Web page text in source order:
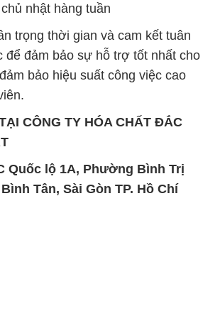
nhật hàng tuần
trọng thời gian và cam kết tuân
để đảm bảo sự hỗ trợ tốt nhất cho
bảo hiệu suất công việc cao
CÔNG TY HÓA CHẤT ĐẮC
Quốc lộ 1A, Phường Bình Trị
Tân, Sài Gòn TP. Hồ Chí